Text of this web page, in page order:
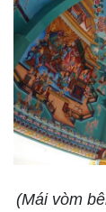
(Mái vòm